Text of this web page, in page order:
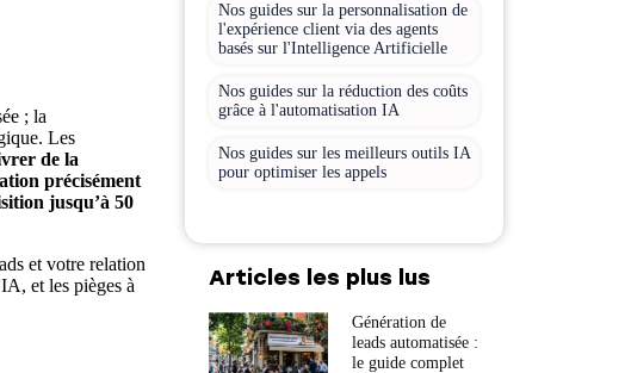
; la
Les
de la
précisément
jusqu’à 50
et votre relation
et les pièges à
Nos guides sur la personnalisation de
l'expérience client via des agents
basés sur l'Intelligence Artificielle
Nos guides sur la réduction des coûts
grâce à l'automatisation IA
Nos guides sur les meilleurs outils IA
pour optimiser les appels
Articles les plus lus
Génération de
leads automatisée :
le guide complet